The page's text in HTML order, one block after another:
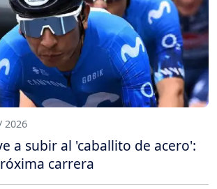
2026
a subir al 'caballito de acero':
carrera